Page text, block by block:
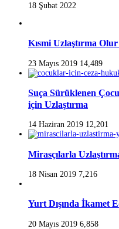
18 Şubat 2022
Kısmi Uzlaştırma
23 Mayıs 2019 14,489
Suça Sürüklenen
için Uzlaştırma
14 Haziran 2019 12,201
Mirasçılarla
18 Nisan 2019 7,216
Yurt Dışında İkamet
20 Mayıs 2019 6,858